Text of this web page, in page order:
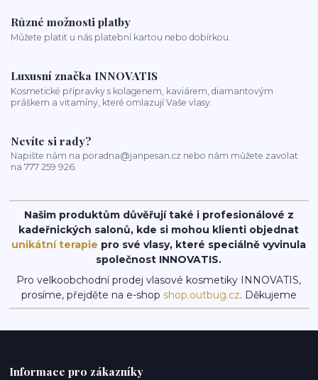
Různé možnosti platby
Můžete platit u nás platební kartou nebo dobírkou.
Luxusní značka INNOVATIS
Kosmetické přípravky s kolagenem, kaviárem, diamantovým
práškem a vitamíny, které omlazují Vaše vlasy.
Nevíte si rady?
Napište nám na poradna@janpesan.cz nebo nám můžete zavolat
na 777 259 926.
Našim produktům důvěřují také i profesionálové z
kadeřnických salonů, kde si mohou klienti objednat
unikátní terapie pro své vlasy, které speciálně vyvinula
společnost INNOVATIS.
Pro velkoobchodní prodej vlasové kosmetiky INNOVATIS,
prosíme, přejděte na e-shop shop.outbug.cz. Děkujeme
Informace pro zákazníky